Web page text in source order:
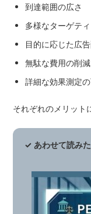
到達範囲の広さ
多様なターゲテ
目的に応じた広
無駄な費用の削減
詳細な効果測定
それぞれのメリット
✓ あわせて読み